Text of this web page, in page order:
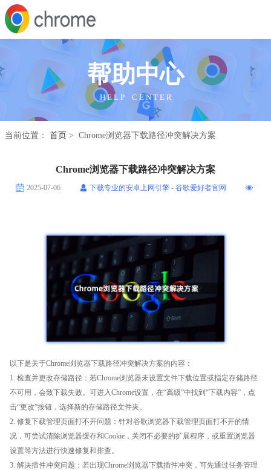
帮助中心
H E L P C E N T E R
当前位置： 首页 > Chrome浏览器下载路径冲突解决方案
Chrome浏览器下载路径冲突解决方案
2025-07-06 下载专业的安卓上网引擎 - 谷歌爱好者官网
以下是关于Chrome浏览器下载路径冲突解决方案的内容：
1. 检查并更改存储路径：若Chrome浏览器未设置文件下载位置或指定存储路径
不可用，会致下载失败。可进入Chrome设置，在“高级”中找到“下载内容”，点
击“更改”按钮，选择新的存储路径文件夹。
2. 修复下载管理页面打不开问题：针对谷歌浏览器下载管理页面打不开的情
况，可尝试清除浏览器缓存和Cookie，关闭不必要的扩展程序，或重置浏览器
设置等方法进行快速修复和排查。
3. 解决插件冲突问题：若出现Chrome浏览器下载插件冲突，可先通过任务管理